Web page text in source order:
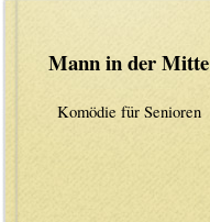
Mann in der Mitte
Komödie für Senioren